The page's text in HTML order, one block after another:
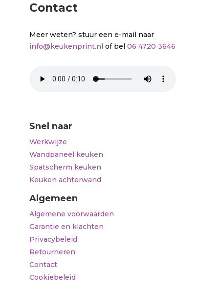
Contact
Meer weten? stuur een e-mail naar
info@keukenprint.nl of bel 06 4720 3646
Snel naar
Werkwijze
Wandpaneel keuken
Spatscherm keuken
Keuken achterwand
Algemeen
Algemene voorwaarden
Garantie en klachten
Privacybeleid
Retourneren
Contact
Cookiebeleid